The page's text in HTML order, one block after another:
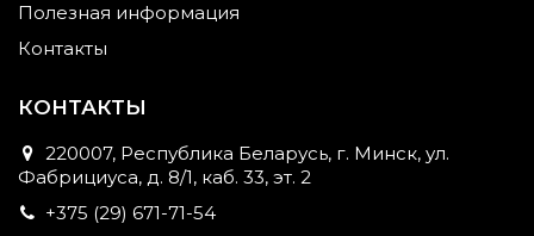
Полезная информация
Контакты
КОНТАКТЫ
220007, Республика Беларусь, г. Минск, ул.
Фабрициуса, д. 8/1, каб. 33, эт. 2
+375 (29) 671-71-54